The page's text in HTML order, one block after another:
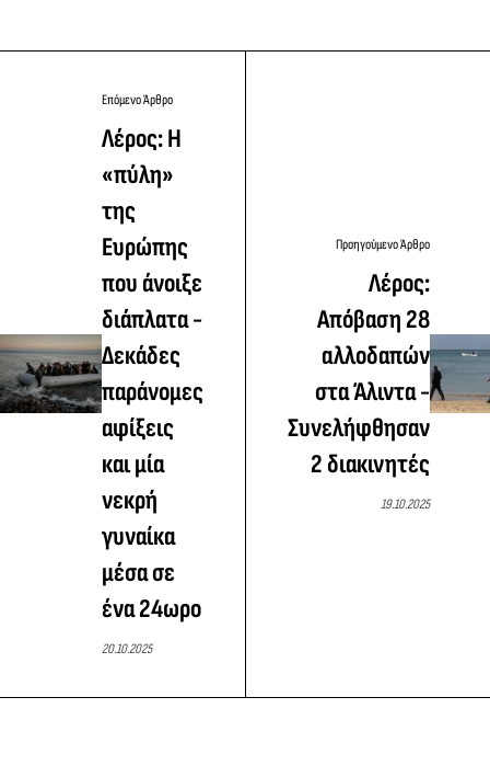
Επόμενο Άρθρο
Λέρος: Η
«πύλη»
της
Ευρώπης
που άνοιξε
διάπλατα -
Δεκάδες
παράνομες
αφίξεις
και μία
νεκρή
γυναίκα
μέσα σε
ένα 24ωρο
20.10.2025
Προηγούμενο Άρθρο
Λέρος:
Απόβαση 28
αλλοδαπών
στα Άλιντα -
Συνελήφθησαν
2 διακινητές
19.10.2025